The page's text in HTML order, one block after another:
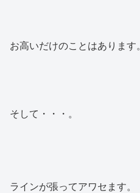
お高いだけのことはあります。
そして・・・。
ラインが張ってアワセます。